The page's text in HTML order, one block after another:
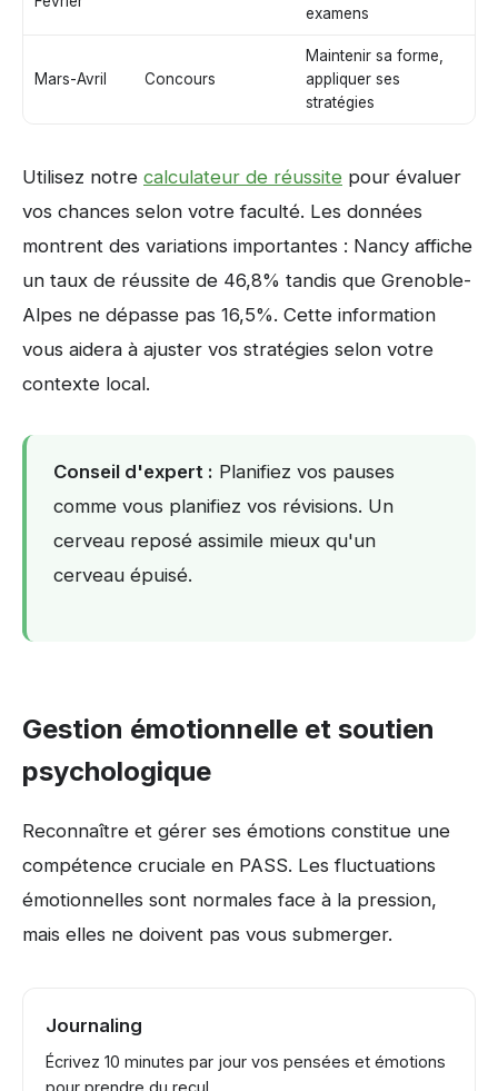
examens
Mars-Avril Concours
Maintenir sa forme,
appliquer ses
stratégies
Utilisez notre calculateur de réussite pour évaluer
vos chances selon votre faculté. Les données
montrent des variations importantes : Nancy affiche
un taux de réussite de 46,8% tandis que Grenoble-
Alpes ne dépasse pas 16,5%. Cette information
vous aidera à ajuster vos stratégies selon votre
contexte local.
Conseil d'expert : Planifiez vos pauses
comme vous planifiez vos révisions. Un
cerveau reposé assimile mieux qu'un
cerveau épuisé.
Gestion émotionnelle et soutien
psychologique
Reconnaître et gérer ses émotions constitue une
compétence cruciale en PASS. Les fluctuations
émotionnelles sont normales face à la pression,
mais elles ne doivent pas vous submerger.
Journaling
Écrivez 10 minutes par jour vos pensées et émotions
pour prendre du recul